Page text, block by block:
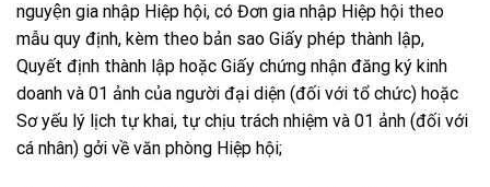
nguyện gia nhập Hiệp hội, có Đơn gia nhập Hiệp hội theo
mẫu quy định, kèm theo bản sao Giấy phép thành lập,
Quyết định thành lập hoặc Giấy chứng nhận đăng ký kinh
doanh và 01 ảnh của người đại diện (đối với tổ chức) hoặc
Sơ yếu lý lịch tự khai, tự chịu trách nhiệm và 01 ảnh (đối với
cá nhân) gởi về văn phòng Hiệp hội;